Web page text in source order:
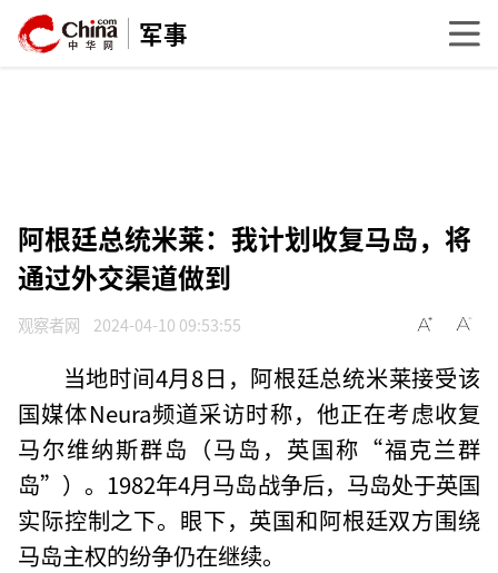
军事
阿根廷总统米莱：我计划收复马岛，将
通过外交渠道做到
观察者网 2024-04-10 09:53:55
当地时间4月8日，阿根廷总统米莱接受该
国媒体Neura频道采访时称，他正在考虑收复
马尔维纳斯群岛（马岛，英国称“福克兰群
岛”）。1982年4月马岛战争后，马岛处于英国
实际控制之下。眼下，英国和阿根廷双方围绕
马岛主权的纷争仍在继续。